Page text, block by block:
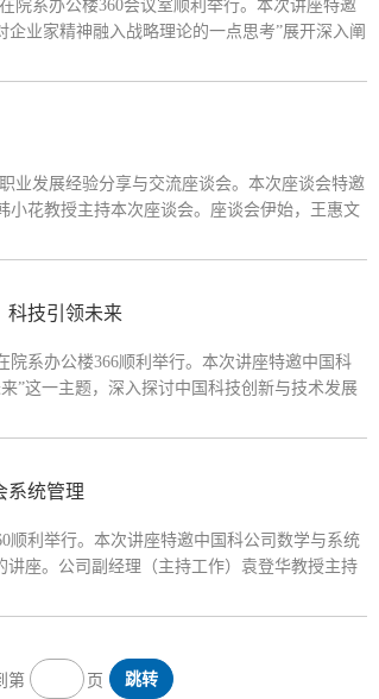
院系办公楼360会议室顺利举行。本次讲座特邀
业家精神融入战略理论的一点思考”展开深入阐
业发展经验分享与交流座谈会。本次座谈会特邀
小花教授主持本次座谈会。座谈会伊始，王惠文
科技引领未来
院系办公楼366顺利举行。本次讲座特邀中国科
”这一主题，深入探讨中国科技创新与技术发展
系统管理
顺利举行。本次讲座特邀中国科公司数学与系统
座。公司副经理（主持工作）袁登华教授主持
第 页 跳转